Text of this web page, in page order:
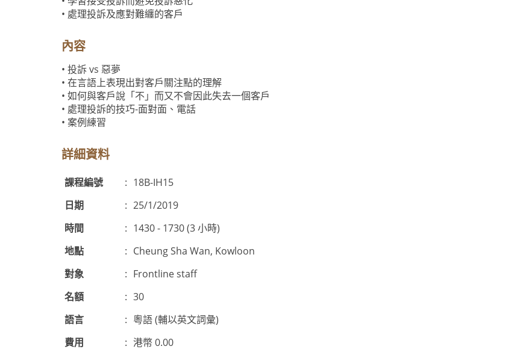
• 處理投訴及應對難纏的客戶
內容
• 投訴 vs 惡夢
• 在言語上表現出對客戶關注點的理解
• 如何與客戶說「不」而又不會因此失去一個客戶
• 處理投訴的技巧-面對面、電話
• 案例練習
詳細資料
課程編號 : 18B-IH15
日期
: 25/1/2019
時間
: 1430 - 1730 (3 小時)
地點
: Cheung Sha Wan, Kowloon
對象
: Frontline staff
名額
: 30
語言
: 粵語 (輔以英文詞彙)
費用
: 港幣 0.00